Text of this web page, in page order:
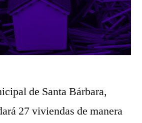
de Santa Bárbara,
27 viviendas de manera